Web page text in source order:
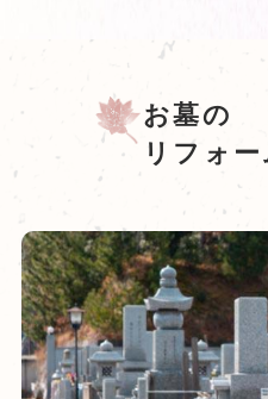
お墓の
リフォ